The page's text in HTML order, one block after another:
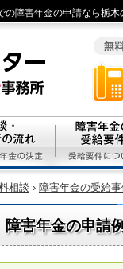
相談 › 障害年金の受給
障害年金の申請
障害年金の申請なら栃